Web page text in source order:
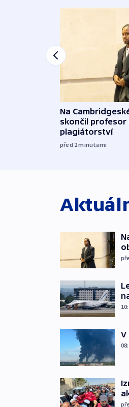
Na
skončil profesor
plagiátorství
před 2minutami
V